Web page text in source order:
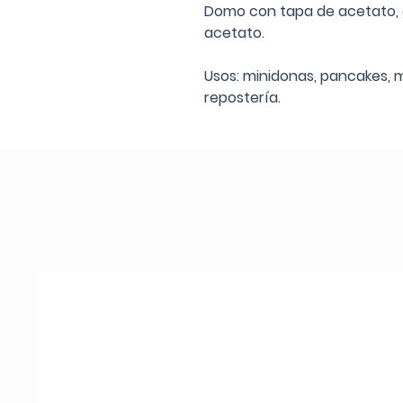
Domo con tapa de
acetato.
Usos: minidonas,
repostería.